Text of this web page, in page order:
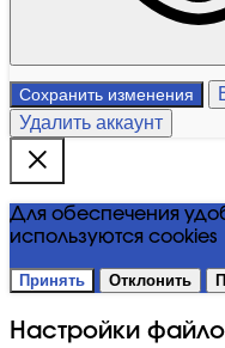
Сохранить изменения
Удалить аккаунт
Для обеспечения
используются cookies
Принять Отклонить
Настройки